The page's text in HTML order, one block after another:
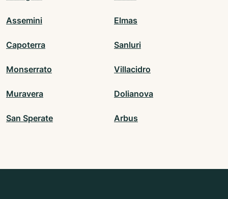
Assemini Elmas
Capoterra Sanluri
Monserrato Villacidro
Muravera Dolianova
San Sperate Arbus